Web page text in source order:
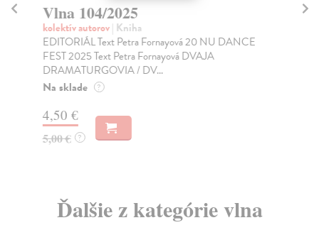
Vlna 104/2025
kolektív autorov| Kniha
EDITORIÁL Text Petra Fornayová 20 NU DANCE
FEST 2025 Text Petra Fornayová DVAJA
DRAMATURGOVIA / DV...
Na sklade ?
4,50 €
5,00 € ?
Ďalšie z kategórie vlna